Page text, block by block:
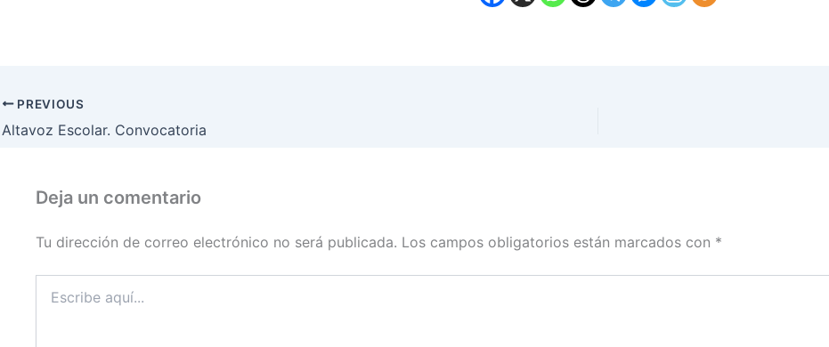
PREVIOUS
Altavoz Escolar. Convocatoria
Deja un comentario
Tu dirección de correo electrónico no será publicada. Los campos obligatorios están marcados con *
aquí...